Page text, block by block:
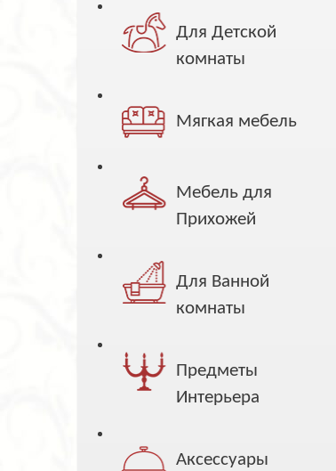
Для Детской
комнаты
Мягкая мебель
Мебель для
Прихожей
Для Ванной
комнаты
Предметы
Интерьера
Аксессуары